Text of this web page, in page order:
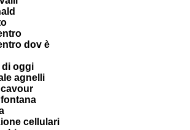
dov è
di oggi
agnelli
cellulari